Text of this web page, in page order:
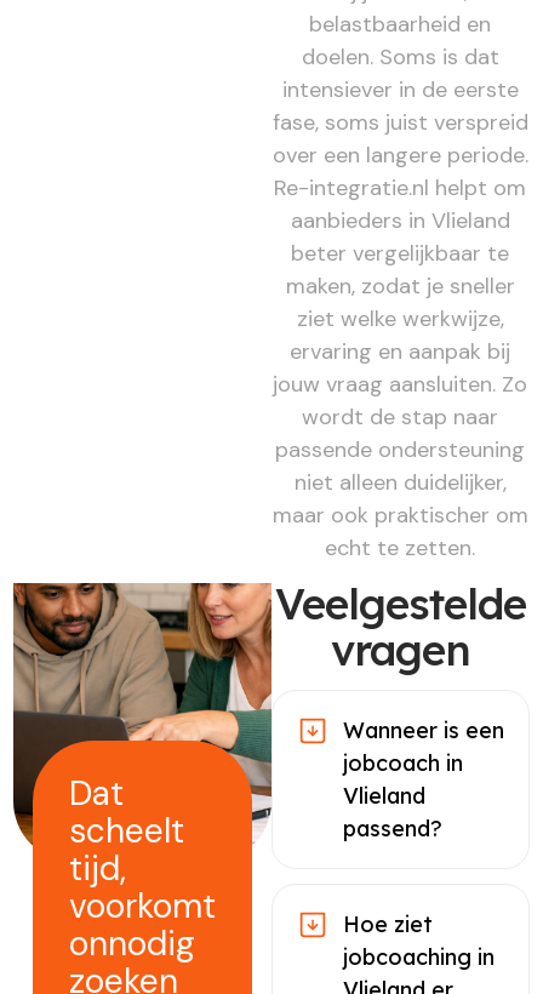
belastbaarheid en
doelen. Soms is dat
intensiever in de eerste
fase, soms juist verspreid
over een langere periode.
Re-integratie.nl helpt om
aanbieders in Vlieland
beter vergelijkbaar te
maken, zodat je sneller
ziet welke werkwijze,
ervaring en aanpak bij
jouw vraag aansluiten. Zo
wordt de stap naar
passende ondersteuning
niet alleen duidelijker,
maar ook praktischer om
echt te zetten.
Dat
scheelt
tijd,
voorkomt
onnodig
zoeken
Veelgestelde
vragen
Wanneer is een
jobcoach in
Vlieland
passend?
Hoe ziet
jobcoaching in